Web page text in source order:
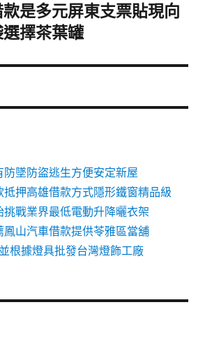
是多元屏東支票貼現向
擇茶葉罐
防墜防盜逃生方便安定新屋
抵押高雄借款方式隱形鐵窗精品級
挑戰業界最低電動升降曬衣架
鳳山汽車借款提供苓雅區當舖
根據燈具批發台灣燈飾工廠